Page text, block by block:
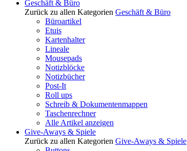
Geschäft & Büro
Zurück zu allen Kategorien Geschäft & Büro
Büroartikel
Etuis
Kartenhalter
Lineale
Mousepads
Notizblöcke
Notizbücher
Post-It
Roll ups
Schreib & Dokumentenmappen
Taschenrechner
Alle Artikel anzeigen
Give-Aways & Spiele
Zurück zu allen Kategorien Give-Aways & Spiele